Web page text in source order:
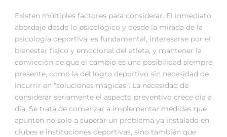
Existen múltiples factores para considerar. El inmediato
abordaje desde lo psicológico y desde la mirada de la
psicología deportiva, es fundamental, interesarse por el
bienestar físico y emocional del atleta, y mantener la
convicción de que el cambio es una posibilidad siempre
presente, como la del logro deportivo sin necesidad de
incurrir en “soluciones mágicas”. La necesidad de
considerar seriamente el aspecto preventivo crece día a
día. Se trata de comenzar a implementar medidas que
apunten no solo a superar un problema ya instalado en
clubes e instituciones deportivas, sino también que